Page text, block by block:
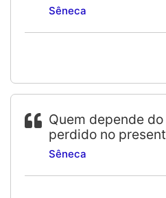
Sêneca
Quem depende
perdido no
Sêneca